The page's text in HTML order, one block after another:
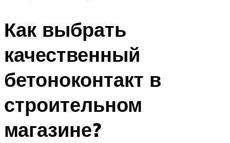
Как выбрать
качественный
бетоноконтакт в
строительном
магазине?